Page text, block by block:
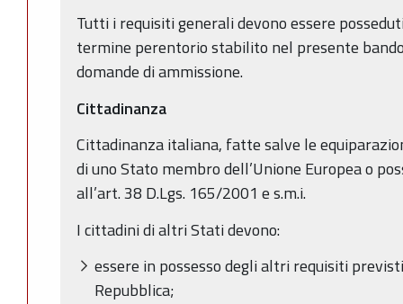
Tutti i requisiti generali devono essere
termine perentorio stabilito nel presente
domande di ammissione.
Cittadinanza
Cittadinanza italiana, fatte salve le
di uno Stato membro dell’Unione Europea o
all’art. 38 D.Lgs. 165/2001 e s.m.i.
I cittadini di altri Stati devono:
essere in possesso degli altri requisiti
Repubblica;